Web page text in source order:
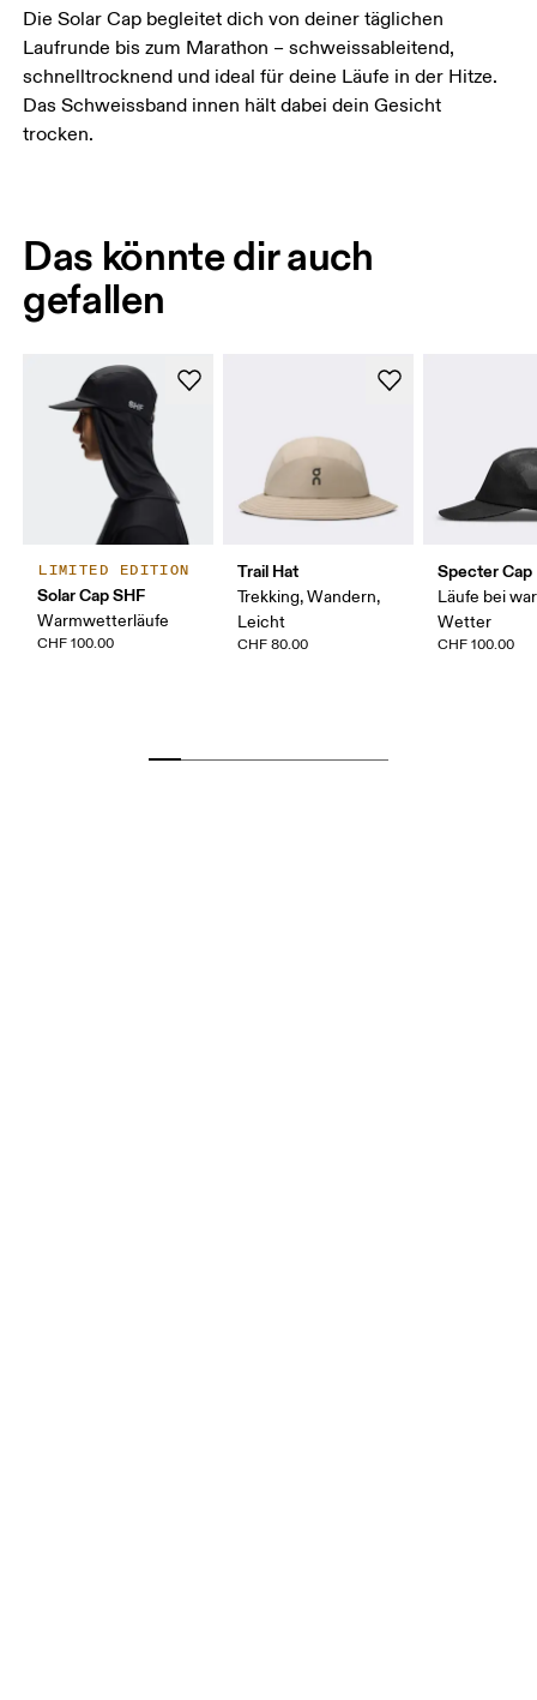
Die Solar Cap begleitet dich von deiner täglichen
Laufrunde bis zum Marathon – schweissableitend,
schnelltrocknend und ideal für deine Läufe in der Hitze.
Das Schweissband innen hält dabei dein Gesicht
trocken.
Das könnte dir auch
gefallen
LIMITED EDITION
Solar Cap SHF
Warmwetterläufe
CHF 100.00
Trail Hat
Trekking, Wandern,
Leicht
CHF 80.00
Specter Cap
Läufe bei
Wetter
CHF 100.00